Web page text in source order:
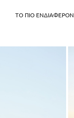
ΤΟ ΠΙΟ ΕΝΔΙΑΦΈΡΟΝ